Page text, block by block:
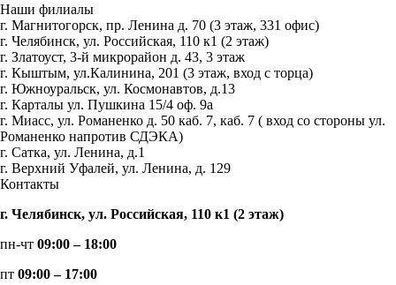
Наши филиалы
г. Магнитогорск, пр. Ленина д. 70 (3 этаж, 331 офис)
г. Челябинск, ул. Российская, 110 к1 (2 этаж)
г. Златоуст, 3-й микрорайон д. 43, 3 этаж
г. Кыштым, ул.Калинина, 201 (3 этаж, вход с торца)
г. Южноуральск, ул. Космонавтов, д.13
г. Карталы ул. Пушкина 15/4 оф. 9а
г. Миасс, ул. Романенко д. 50 каб. 7, каб. 7 ( вход со стороны ул.
Романенко напротив СДЭКА)
г. Сатка, ул. Ленина, д.1
г. Верхний Уфалей, ул. Ленина, д. 129
Контакты
г. Челябинск, ул. Российская, 110 к1 (2 этаж)
пн-чт 09:00 – 18:00
пт 09:00 – 17:00